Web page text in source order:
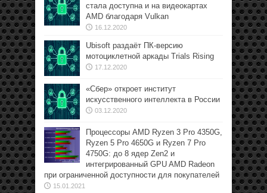
стала доступна и на видеокартах
AMD благодаря Vulkan
16.12.2020
Ubisoft раздаёт ПК-версию
мотоциклетной аркады Trials Rising
17.12.2020
«Сбер» откроет институт
искусственного интеллекта в России
03.12.2020
Процессоры AMD Ryzen 3 Pro 4350G,
Ryzen 5 Pro 4650G и Ryzen 7 Pro
4750G: до 8 ядер Zen2 и
интегрированный GPU AMD Radeon
при ограниченной доступности для покупателей
15.01.2021